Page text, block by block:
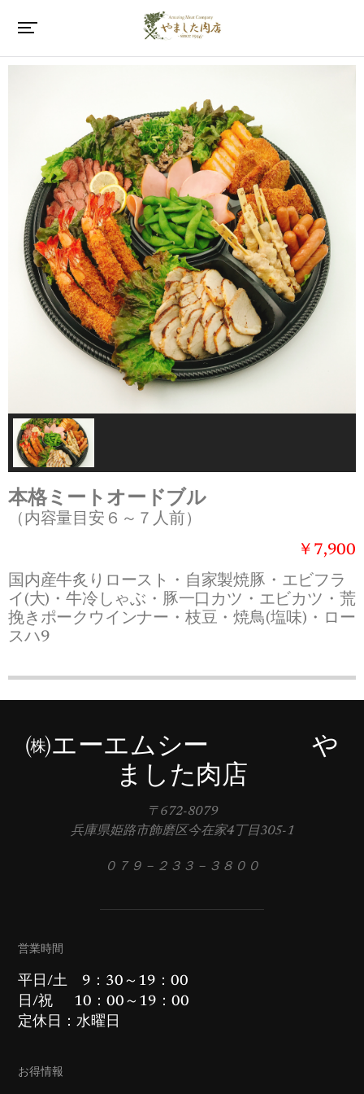
本格ミートオードブル
（内容量目安６～７人前）
￥7,900
国内産牛炙りロースト・自家製焼豚・エビフラ
イ(大)・牛冷しゃぶ・豚一口カツ・エビカツ・荒
挽きポークウインナー・枝豆・焼鳥(塩味)・ロー
スハ9
㈱エーエムシー や
ました肉店
〒672-8079
兵庫県姫路市飾磨区今在家4丁目305-1
０７９－２３３－３８００
営業時間
平日/土 9：30～19：00
日/祝 10：00～19：00
定休日：水曜日
お得情報